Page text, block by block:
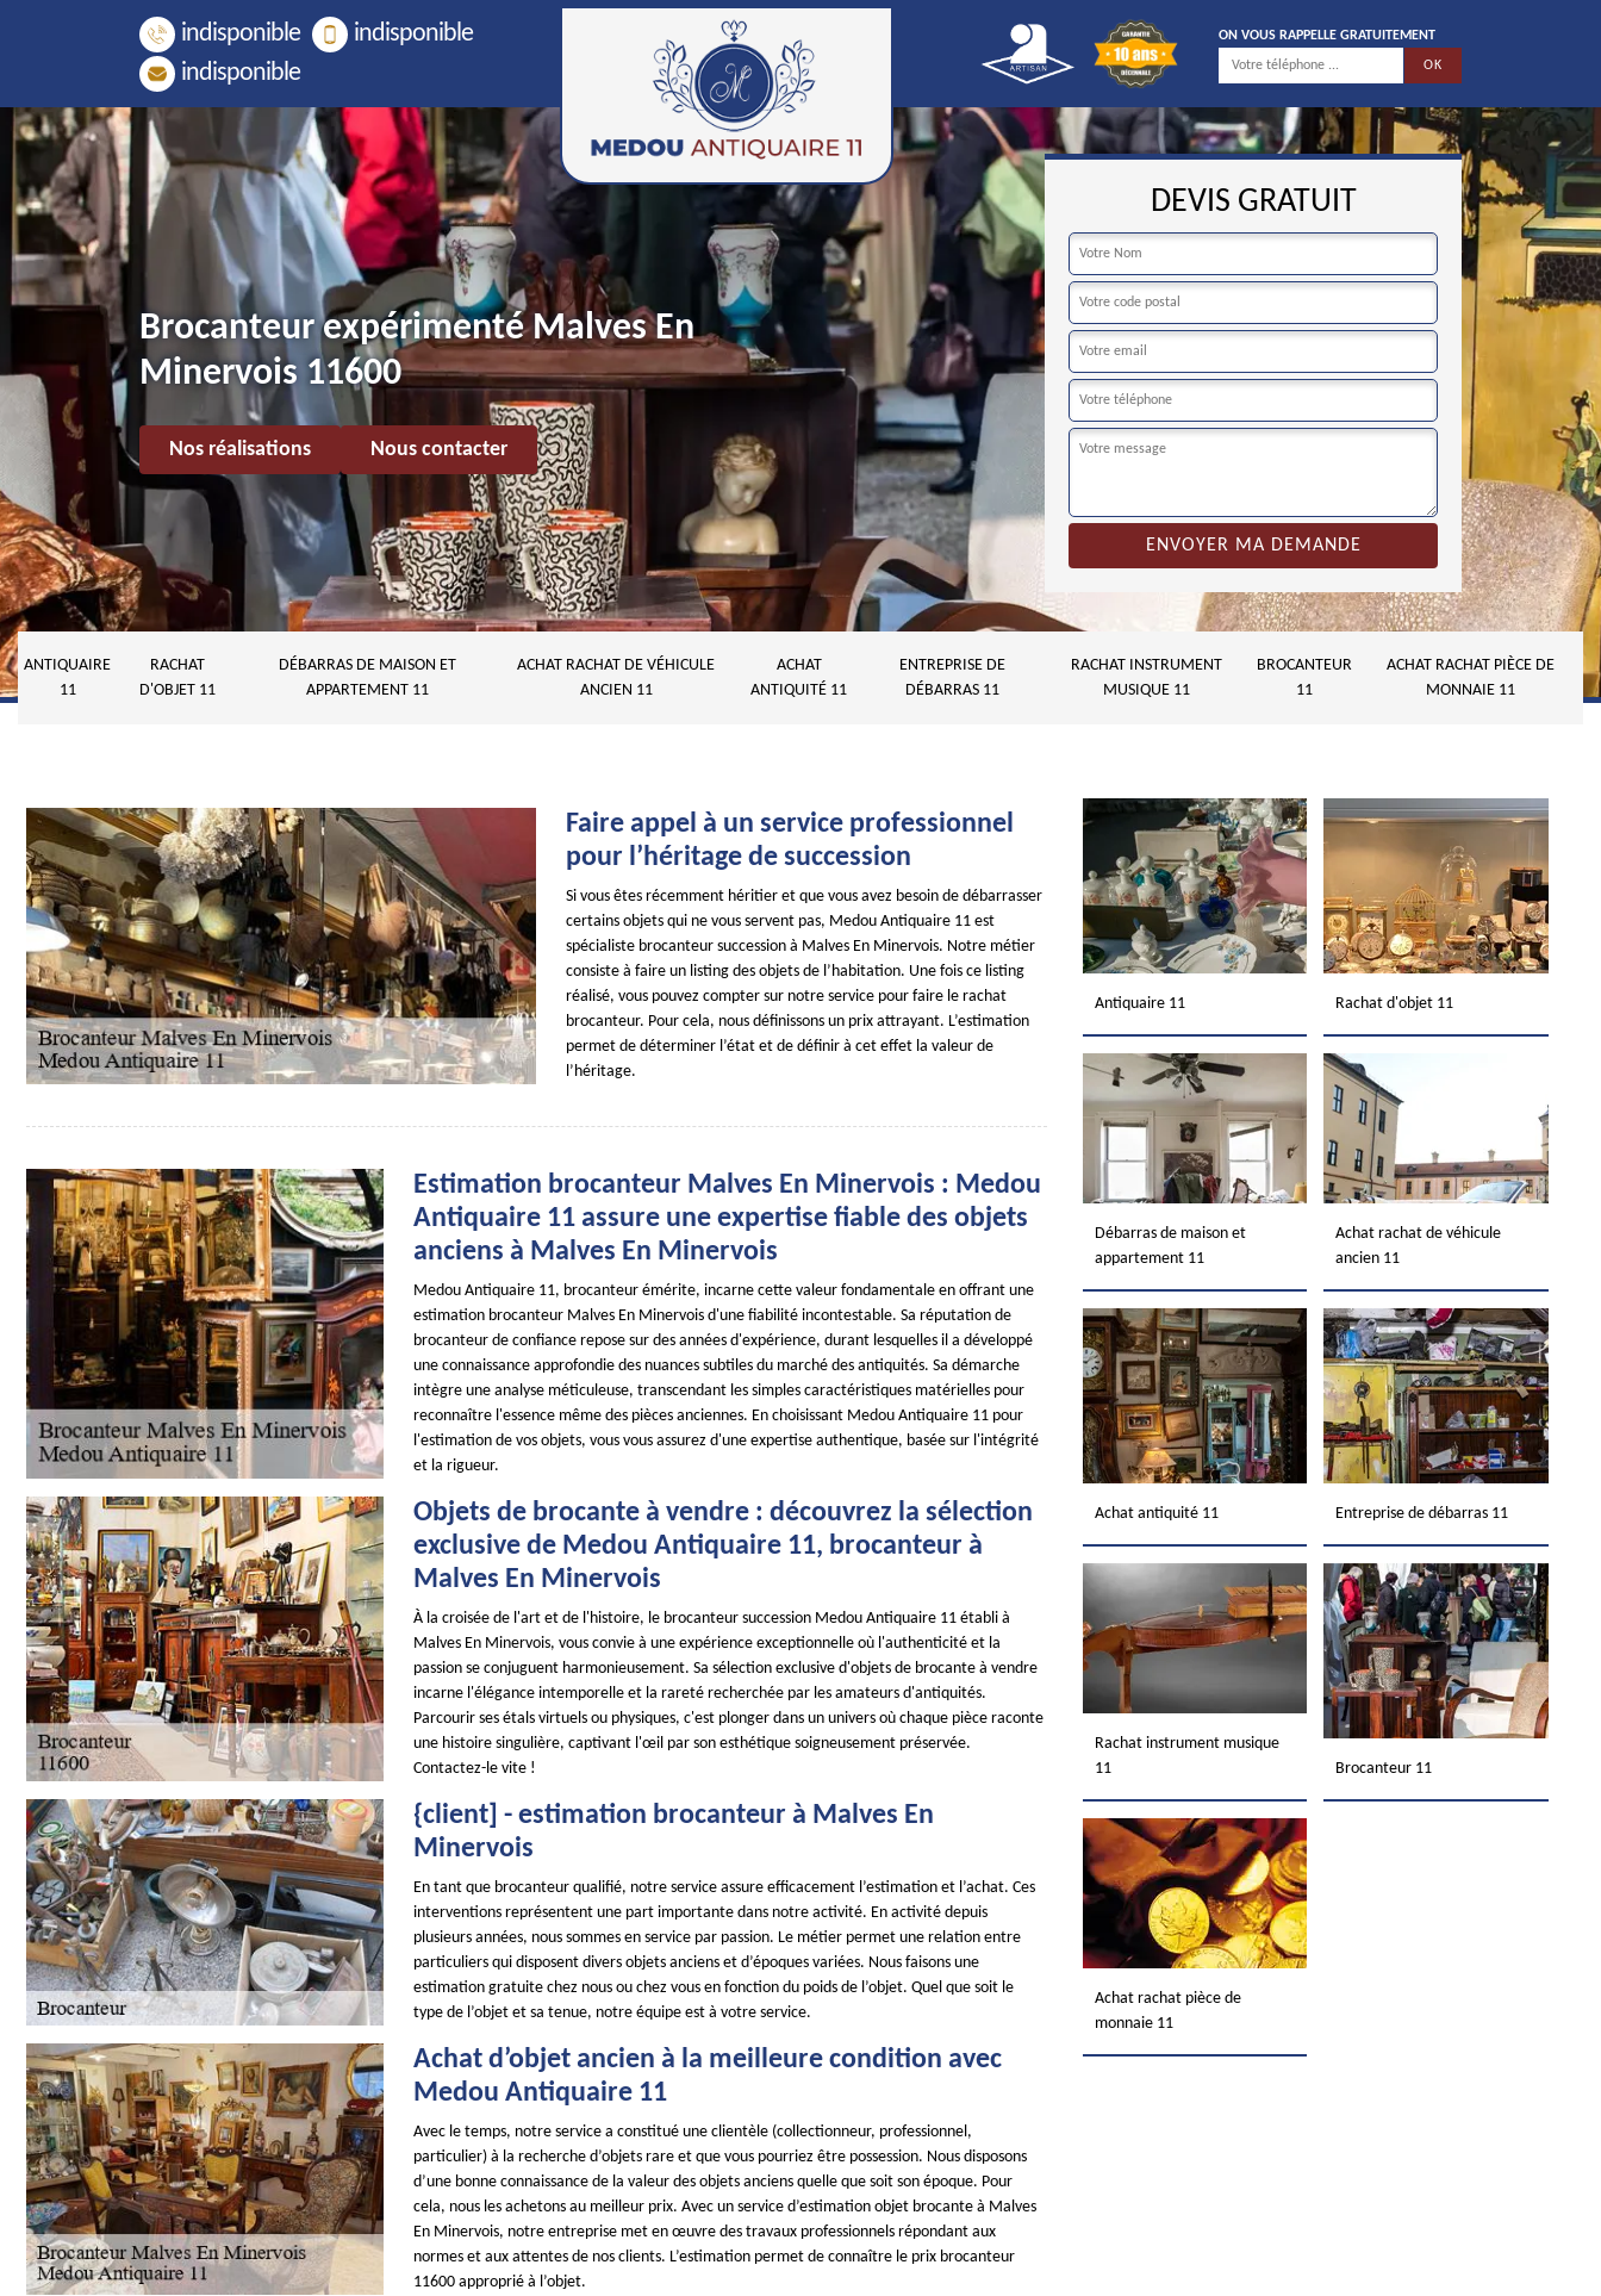
indisponible
indisponible
indisponible
ON VOUS RAPPELLE GRATUITEMENT
Brocanteur expérimenté Malves En
Minervois 11600
Nos réalisations Nous contacter
DEVIS GRATUIT
ANTIQUAIRE
11
RACHAT
D'OBJET 11
DÉBARRAS DE MAISON ET
APPARTEMENT 11
ACHAT RACHAT DE VÉHICULE
ANCIEN 11
ACHAT
ANTIQUITÉ 11
ENTREPRISE DE
DÉBARRAS 11
RACHAT INSTRUMENT
MUSIQUE 11
BROCANTEUR
11
ACHAT RACHAT PIÈCE DE
MONNAIE 11
Faire appel à un service professionnel
pour l’héritage de succession
Si vous êtes récemment héritier et que vous avez besoin de débarrasser
certains objets qui ne vous servent pas, Medou Antiquaire 11 est
spécialiste brocanteur succession à Malves En Minervois. Notre métier
consiste à faire un listing des objets de l’habitation. Une fois ce listing
réalisé, vous pouvez compter sur notre service pour faire le rachat
brocanteur. Pour cela, nous définissons un prix attrayant. L’estimation
permet de déterminer l’état et de définir à cet effet la valeur de
l’héritage.
Estimation brocanteur Malves En Minervois : Medou
Antiquaire 11 assure une expertise fiable des objets
anciens à Malves En Minervois
Medou Antiquaire 11, brocanteur émérite, incarne cette valeur fondamentale en offrant une
estimation brocanteur Malves En Minervois d'une fiabilité incontestable. Sa réputation de
brocanteur de confiance repose sur des années d'expérience, durant lesquelles il a développé
une connaissance approfondie des nuances subtiles du marché des antiquités. Sa démarche
intègre une analyse méticuleuse, transcendant les simples caractéristiques matérielles pour
reconnaître l'essence même des pièces anciennes. En choisissant Medou Antiquaire 11 pour
l'estimation de vos objets, vous vous assurez d'une expertise authentique, basée sur l'intégrité
et la rigueur.
Objets de brocante à vendre : découvrez la sélection
exclusive de Medou Antiquaire 11, brocanteur à
Malves En Minervois
À la croisée de l'art et de l'histoire, le brocanteur succession Medou Antiquaire 11 établi à
Malves En Minervois, vous convie à une expérience exceptionnelle où l'authenticité et la
passion se conjuguent harmonieusement. Sa sélection exclusive d'objets de brocante à vendre
incarne l'élégance intemporelle et la rareté recherchée par les amateurs d'antiquités.
Parcourir ses étals virtuels ou physiques, c'est plonger dans un univers où chaque pièce raconte
une histoire singulière, captivant l'œil par son esthétique soigneusement préservée.
Contactez-le vite !
{client] - estimation brocanteur à Malves En
Minervois
En tant que brocanteur qualifié, notre service assure efficacement l’estimation et l’achat. Ces
interventions représentent une part importante dans notre activité. En activité depuis
plusieurs années, nous sommes en service par passion. Le métier permet une relation entre
particuliers qui disposent divers objets anciens et d’époques variées. Nous faisons une
estimation gratuite chez nous ou chez vous en fonction du poids de l’objet. Quel que soit le
type de l’objet et sa tenue, notre équipe est à votre service.
Achat d’objet ancien à la meilleure condition avec
Medou Antiquaire 11
Avec le temps, notre service a constitué une clientèle (collectionneur, professionnel,
particulier) à la recherche d’objets rare et que vous pourriez être possession. Nous disposons
d’une bonne connaissance de la valeur des objets anciens quelle que soit son époque. Pour
cela, nous les achetons au meilleur prix. Avec un service d’estimation objet brocante à Malves
En Minervois, notre entreprise met en œuvre des travaux professionnels répondant aux
normes et aux attentes de nos clients. L’estimation permet de connaître le prix brocanteur
11600 approprié à l’objet.
Antiquaire 11 Rachat d'objet 11
Débarras de maison et
appartement 11
Achat rachat de véhicule
ancien 11
Achat antiquité 11 Entreprise de débarras 11
Rachat instrument musique
11
Brocanteur 11
Achat rachat pièce de
monnaie 11